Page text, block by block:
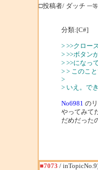
□投稿者/ ダッチ 一
分類:[C#]
> >>クロー
> >>ボタン
> >>になっ
> > このこ
>
> いえ。で
No6981 の
やってみて
だめだった
■7073 /